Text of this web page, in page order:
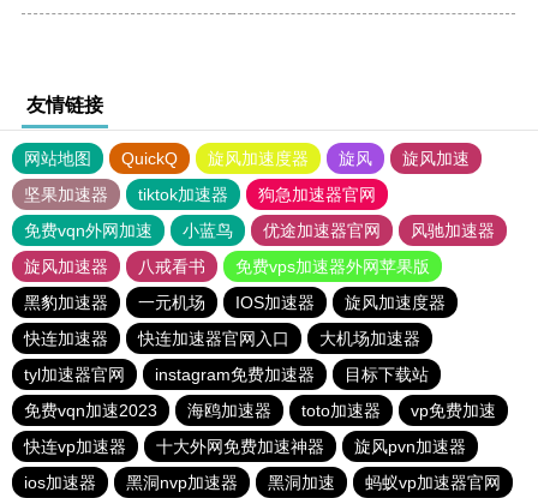
友情链接
网站地图 QuickQ 旋风加速度器 旋风
旋风加速
坚果加速器
tiktok加速器
狗急加速器官网
免费vqn外网加速
小蓝鸟 优途加速器官网
风驰加速器
旋风加速器
八戒看书
免费vps加速器外网苹果版
黑豹加速器
一元机场 IOS加速器
旋风加速度器
快连加速器
快连加速器官网入口
大机场加速器
tyl加速器官网
instagram免费加速器
目标下载站
免费vqn加速2023
海鸥加速器 toto加速器
vp免费加速
快连vp加速器
十大外网免费加速神器
旋风pvn加速器
ios加速器
黑洞nvp加速器 黑洞加速
蚂蚁vp加速器官网